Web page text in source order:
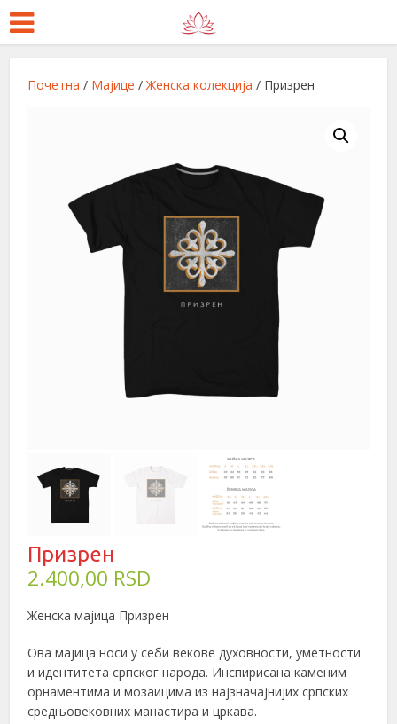
Почетна / Мајице /Женска колекција / Призрен
Призрен
2.400,00 RSD
Женска мајица Призрен
Ова мајица носи у себи векове духовности, уметности
и идентитета српског народа. Инспирисана каменим
орнаментима и мозаицима из најзначајнијих српских
средњовековних манастира и цркава.